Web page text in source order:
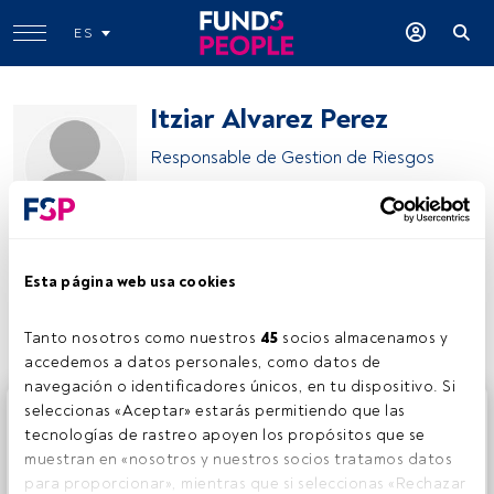
Esta página web usa cookies
Tanto nosotros como nuestros 45 socios almacenamos y
accedemos a datos personales, como datos de
navegación o identificadores únicos, en tu dispositivo. Si
seleccionas «Aceptar» estarás permitiendo que las
tecnologías de rastreo apoyen los propósitos que se
muestran en «nosotros y nuestros socios tratamos datos
para proporcionar», mientras que si seleccionas «Rechazar
ES
Itziar Alvarez Perez
Responsable de Gestion de Riesgos
Compartir:
Este es un artículo exclusivo para los usuarios registrados
de FundsPeople. Si ya estás registrado, accede desde el
botón Login. Si aún no tienes cuenta, te invitamos a
registrarte y disfrutar de todo el universo que ofrece